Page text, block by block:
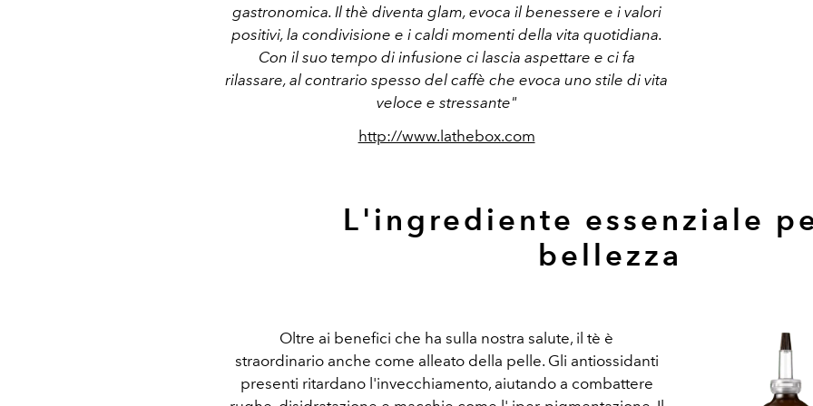
gastronomica. Il thè diventa glam, evoca il benessere e i valori
positivi, la condivisione e i caldi momenti della vita quotidiana.
Con il suo tempo di infusione ci lascia aspettare e ci fa
rilassare, al contrario spesso del caffè che evoca uno stile di vita
veloce e stressante"
http://www.lathebox.com
L'ingrediente essenziale
bellezza
Oltre ai benefici che ha sulla nostra salute, il tè è
straordinario anche come alleato della pelle. Gli antiossidanti
presenti ritardano l'invecchiamento, aiutando a combattere